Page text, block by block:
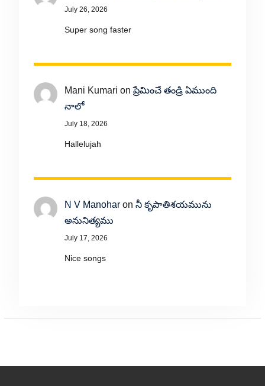
July 26, 2026
Super song faster
Mani Kumari onప్రేమించే తండ్రి ఏముంది
నాలో
July 18, 2026
Hallelujah
N V Manoharon నీ కృపాతిశయమును
అనునిత్యము
July 17, 2026
Nice songs